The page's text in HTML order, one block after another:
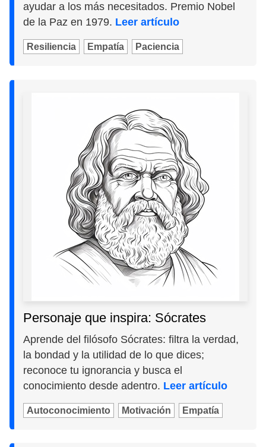
ayudar a los más necesitados. Premio Nobel
de la Paz en 1979. Leer artículo
Resiliencia Empatía Paciencia
Personaje que inspira: Sócrates
Aprende del filósofo Sócrates: filtra la verdad,
la bondad y la utilidad de lo que dices;
reconoce tu ignorancia y busca el
conocimiento desde adentro. Leer artículo
Autoconocimiento Motivación Empatía